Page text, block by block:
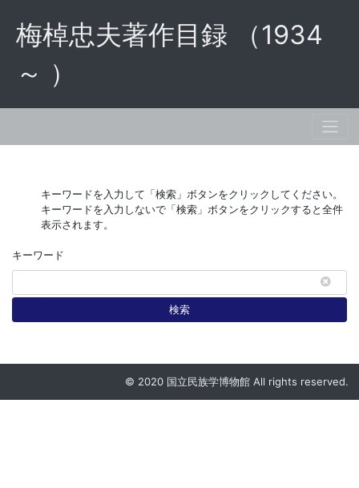
梅棹忠夫著作目録 （1934
～ ）
キーワードを入力して「検索」ボタンをクリックしてください。
キーワードを入力しないで「検索」ボタンをクリックすると全件
表示されます。
キーワード
検索
© 2020 国立民族学博物館 All rights reserved.